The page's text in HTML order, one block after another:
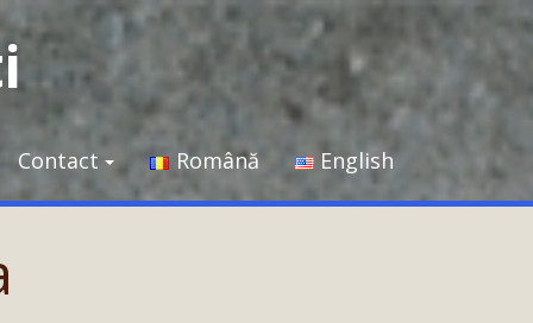
Contact Română English